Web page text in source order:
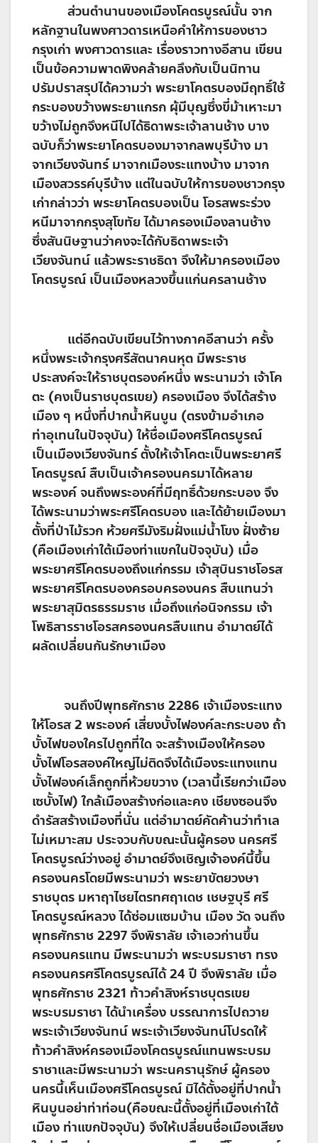
ส่วนตำนานของเมืองโคตรบูรณ์นั้น จาก
หลักฐานในพงศาวดารเหนือคำให้การของชาว
กรุงเก่า พงศาวดารและ เรื่องราวทางอีสาน เขียน
เป็นข้อความพาดพิงคล้ายคลึงกับเป็นนิทาน
ปรัมปราสรุปได้ความว่า พระยาโคตรบองมีฤทธิ์ใช้
กระบองขว้างพระยาแกรก ผุ้มีบุญซึ่งขี่ม้าเหาะมา
ขว้างไม่ถูกจึงหนีไปได้ธิดาพระเจ้าลานช้าง บาง
ฉบับก็ว่าพระยาโคตรบองมาจากลพบุรีบ้าง มา
จากเวียงจันทร์ มาจากเมืองระแทงบ้าง มาจาก
เมืองสวรรค์บุรีบ้าง แต่ในฉบับให้การของชาวกรุง
เก่ากล่าวว่า พระยาโคตรบองเป็น โอรสพระร่วง
หนีมาจากกรุงสุโขทัย ได้มาครองเมืองลานช้าง
ซึ่งสันนิษฐานว่าคงจะได้กับธิดาพระเจ้า
เวียงจันทน์ แล้วพระราชธิดา จึงให้มาครองเมือง
โคตรบูรณ์ เป็นเมืองหลวงขึ้นแก่นครลานช้าง
แต่อีกฉบับเขียนไว้ทางภาคอีสานว่า ครั้ง
หนึ่งพระเจ้ากรุงศรีสัตนาคนหุต มีพระราช
ประสงค์จะให้ราชบุตรองค์หนึ่ง พระนามว่า เจ้าโค
ตะ (คงเป็นราชบุตรเขย) ครองเมือง จึงได้สร้าง
เมือง ๆ หนึ่งที่ปากน้ำหินบูน (ตรงข้ามอำเภอ
ท่าอุเทนในปัจจุบัน) ให้ชื่อเมืองศรีโคตรบูรณ์
เป็นเมืองเวียงจันทร์ ตั้งให้เจ้าโคตะเป็นพระยาศรี
โคตรบูรณ์ สืบเป็นเจ้าครองนครมาได้หลาย
พระองค์ จนถึงพระองค์ที่มีฤทธิ์ด้วยกระบอง จึง
ได้พระนามว่าพระศรีโคตรบอง และได้ย้ายเมืองมา
ตั้งที่ป่าไม้รวก ห้วยศรีมังริมฝั่งแม่น้ำโขง ฝั่งซ้าย
(คือเมืองเก่าใต้เมืองท่าแขกในปัจจุบัน) เมื่อ
พระยาศรีโคตรบองถึงแก่กรรม เจ้าสุบินราชโอรส
พระยาศรีโคตรบองครอบครองนคร สืบแทนว่า
พระยาสุมิตรธรรมราช เมื่อถึงแก่อนิจกรรม เจ้า
โพธิสารราชโอรสครองนครสืบแทน อำมาตย์ได้
ผลัดเปลี่ยนกันรักษาเมือง
จนถึงปีพุทธศักราช 2286 เจ้าเมืองระแทง
ให้โอรส 2 พระองค์ เสี่ยงบั้งไฟองค์ละกระบอง ถ้า
บั้งไฟของใครไปถูกที่ใด จะสร้างเมืองให้ครอง
บั้งไฟโอรสองค์ใหญ่ไม่ติดจึงได้เมืองระแทงแทน
บั้งไฟองค์เล็กถูกที่ห้วยขวาง (เวลานี้เรียกว่าเมือง
เซบั้งไฟ) ใกล้เมืองสร้างก่อและคง เชียงซอนจึง
ดำรัสสร้างเมืองที่นั่น แต่อำมาตย์คัดค้านว่าทำเล
ไม่เหมาะสม ประจวบกับขณะนั้นผู้ครอง นครศรี
โคตรบูรณ์ว่างอยู่ อำมาตย์จึงเชิญเจ้าองค์นี้ขึ้น
ครองนครโดยมีพระนามว่า พระยาขัตยวงษา
ราชบุตร มหาฤาไชยไตรทศฤาเดช เชษฐบุรี ศรี
โคตรบูรณ์หลวง ได้ซ่อมแซมบ้าน เมือง วัด จนถึง
พุทธศักราช 2297 จึงพิราลัย เจ้าเอวก่านขึ้น
ครองนครแทน มีพระนามว่า พระบรมราชา ทรง
ครองนครศรีโคตรบูรณ์ได้ 24 ปี จึงพิราลัย เมื่อ
พุทธศักราช 2321 ท้าวคำสิงห์ราชบุตรเขย
พระบรมราชา ได้นำเครื่อง บรรณาการไปถวาย
พระเจ้าเวียงจันทน์ พระเจ้าเวียงจันทน์โปรดให้
ท้าวคำสิงห์ครองเมืองโคตรบูรณ์แทนพระบรม
ราชาและมีพระนามว่า พระนครานุรักษ์ ผู้ครอง
นครนี้เห็นเมืองศรีโคตรบูรณ์ มิได้ตั้งอยู่ที่ปากน้ำ
หินบูนอย่าท่าท่อน(คือขณะนี้ตั้งอยู่ที่เมืองเก่าใต้
เมือง ท่าแขกปัจจุบัน) จึงให้เปลี่ยนชื่อเมืองเสียง